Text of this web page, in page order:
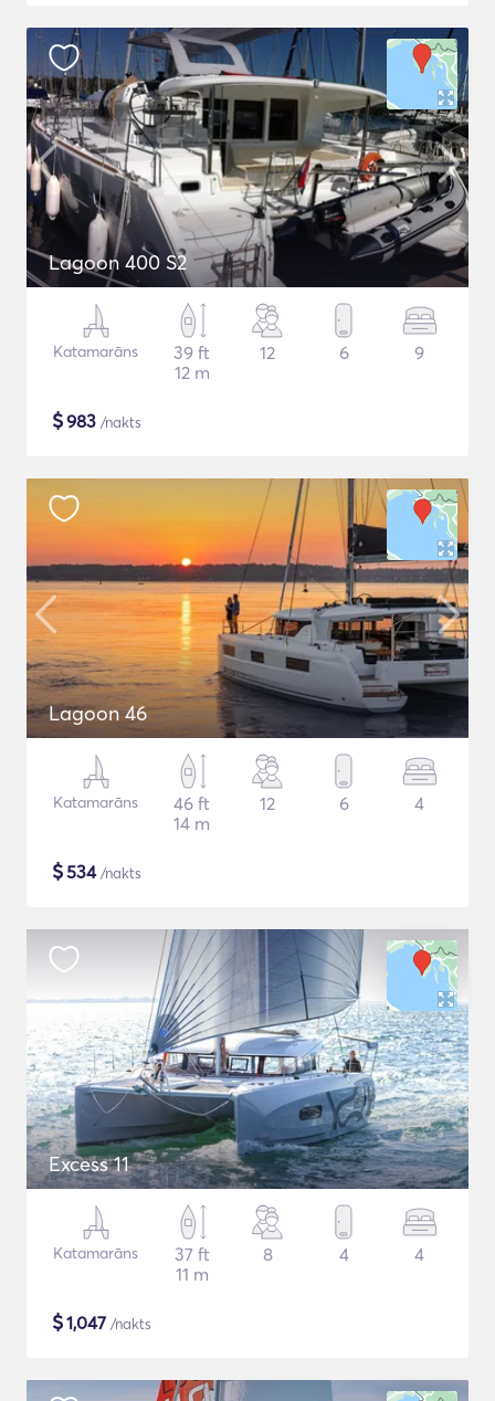
Lagoon 400 S2
Katamarāns
39 ft
12 m
12 6 9
$983 /nakts
Lagoon 46
Katamarāns
46 ft
14 m
12 6 4
$534/nakts
Excess 11
Katamarāns
37 ft
11 m
8 4 4
$1,047 /nakts